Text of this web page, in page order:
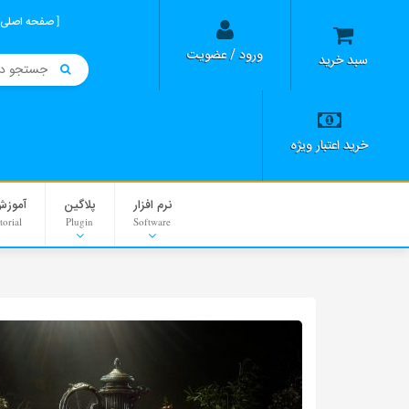
سبد خرید ورود / عضویت
خرید اعتبار ویژه
صفحه اصلی
نرم افزار
Software
پلاگین
Plugin